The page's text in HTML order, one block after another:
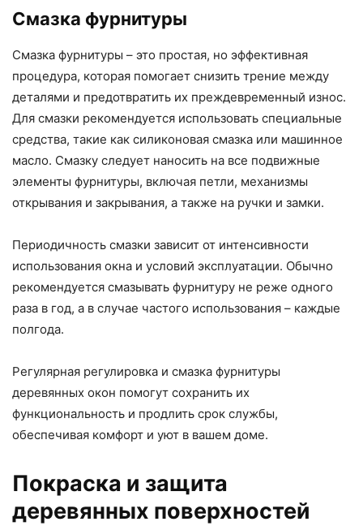
Смазка фурнитуры
Смазка фурнитуры – это простая, но эффективная
процедура, которая помогает снизить трение между
деталями и предотвратить их преждевременный износ.
Для смазки рекомендуется использовать специальные
средства, такие как силиконовая смазка или машинное
масло. Смазку следует наносить на все подвижные
элементы фурнитуры, включая петли, механизмы
открывания и закрывания, а также на ручки и замки.
Периодичность смазки зависит от интенсивности
использования окна и условий эксплуатации. Обычно
рекомендуется смазывать фурнитуру не реже одного
раза в год, а в случае частого использования – каждые
полгода.
Регулярная регулировка и смазка фурнитуры
деревянных окон помогут сохранить их
функциональность и продлить срок службы,
обеспечивая комфорт и уют в вашем доме.
Покраска и защита
деревянных поверхностей